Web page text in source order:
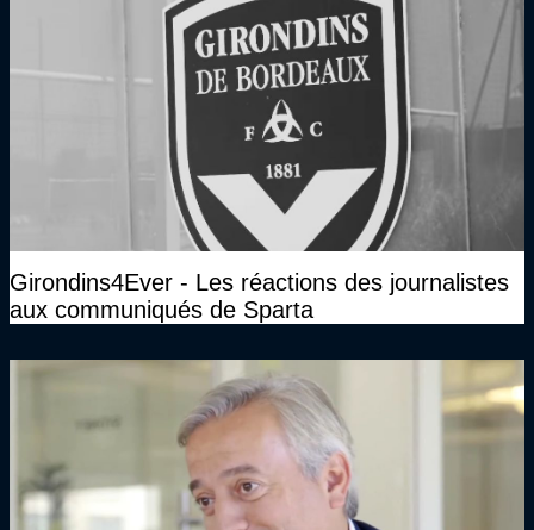
Girondins4Ever - Les réactions des journalistes
aux communiqués de Sparta